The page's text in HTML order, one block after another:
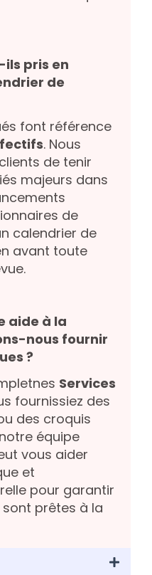
ils pris en
de
font référence
. Nous
de tenir
majeurs dans
de
calendrier de
avant toute
aide à la
nous fournir
?
Services
fournissiez des
des croquis
équipe
vous aider
et
pour garantir
prêtes à la